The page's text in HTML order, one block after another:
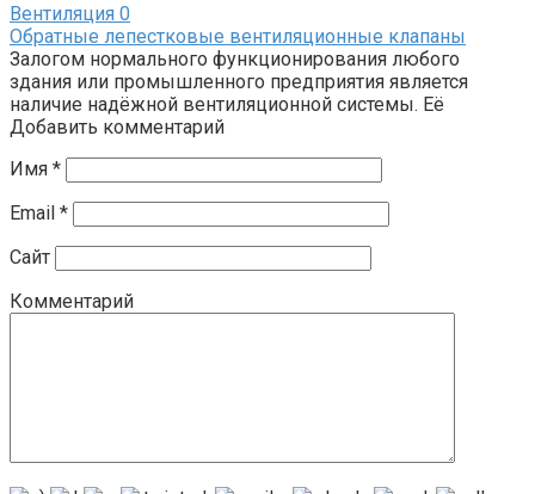
Вентиляция 0
Обратные лепестковые вентиляционные клапаны
Залогом нормального функционирования любого
здания или промышленного предприятия является
наличие надёжной вентиляционной системы. Её
Добавить комментарий
Имя *
Email *
Сайт
Комментарий